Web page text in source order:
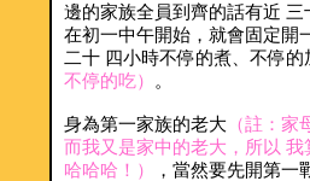
邊的家族全員到齊的話有近 三
在初一中午開始，就會固定開
二十 四小時不停的煮、不停的
不停的吃）
。
身為第一家族的老大（註：家
而我又是家中的老大，所以 我
哈哈哈！）
，當然要先開第一